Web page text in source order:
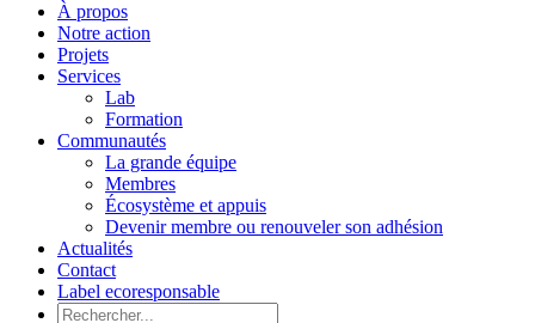
À propos
Notre action
Projets
Services
Lab
Formation
Communautés
La grande équipe
Membres
Écosystème et appuis
Devenir membre ou renouveler son adhésion
Actualités
Contact
Label ecoresponsable
Rechercher: